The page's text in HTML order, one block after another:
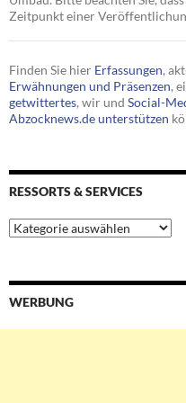
Zeitpunkt einer
Finden Sie hier Erfassungen,
Erwähnungen und Präsenzen,
getwittertes, wir und Social-
Abzocknews.de unterstützen
RESSORTS & SERVICES
Ressorts
&
WERBUNG